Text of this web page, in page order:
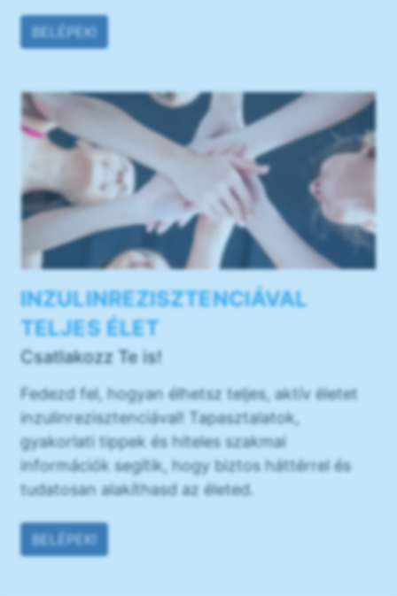
BELÉPEK!
INZULINREZISZTENCIÁVAL
TELJES ÉLET
Csatlakozz Te is!
Fedezd fel, hogyan élhetsz teljes, aktív életet
inzulinrezisztenciával! Tapasztalatok,
gyakorlati tippek és hiteles szakmai
információk segítik, hogy biztos háttérrel és
tudatosan alakíthasd az életed.
BELÉPEK!